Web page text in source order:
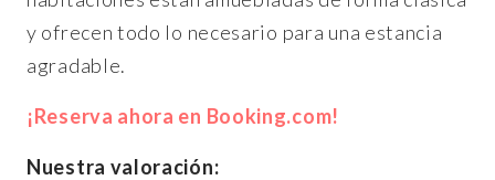
y ofrecen todo lo necesario para una estancia
agradable.
¡Reserva ahora en Booking.com!
Nuestra valoración: